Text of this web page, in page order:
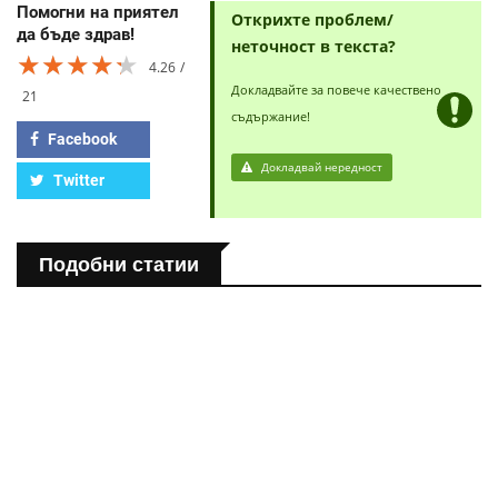
Помогни на приятел
да бъде здрав!
★★★★★
★★★★★
★★★★★
4.26
21
Facebook
Twitter
Открихте проблем/
неточност в текста?
Докладвайте за повече качествено
съдържание!
Докладвай нередност
Подобни статии